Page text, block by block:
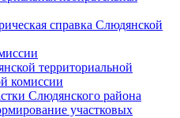
справка Слюдянской
территориальной
комиссии
Слюдянского района
участковых